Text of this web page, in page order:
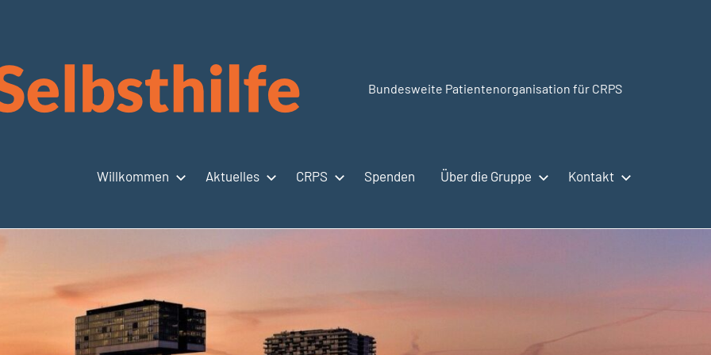
CRPSSelbsthilfe.org
Bundesweite Patientenorganisation für CRPS
Willkommen Aktuelles CRPS Spenden Über die Gruppe Kontakt